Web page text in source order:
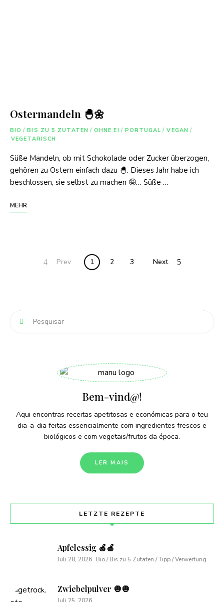
Ostermandeln 🐣🌼
BIO / BIS ZU 5 ZUTATEN / OHNE EI / PORTUGAL / VEGAN /
VEGETARISCH
Süße Mandeln, ob mit Schokolade oder Zucker überzogen,
gehören zu Ostern einfach dazu 🐣. Dieses Jahr habe ich
beschlossen, sie selbst zu machen 🤪… Süße …
MEHR
Prev 1 2 3 Next
Bem-vind@!
Aqui encontras receitas apetitosas e económicas para o teu
dia-a-dia feitas essencialmente com ingredientes frescos e
biológicos e com vegetais/frutos da época.
LER MAIS
LETZTE REZEPTE
Apfelessig 🍏🍎
Juli 28, 2026 Bio / Bis zu 5 Zutaten / Tipp / Verwertung
Zwiebelpulver 🧅🧅